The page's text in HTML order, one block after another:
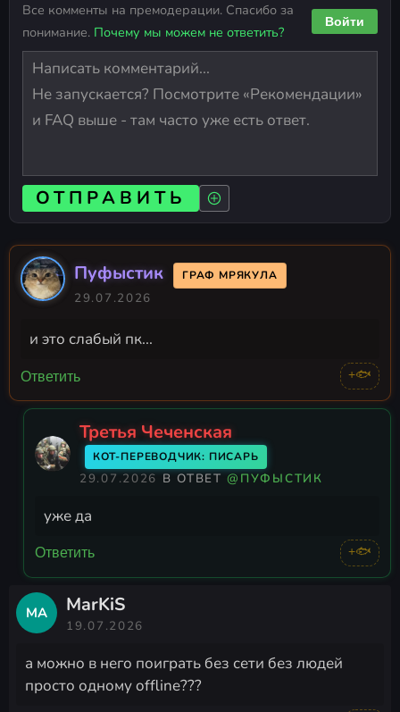
Все комменты на премодерации. Спасибо за
понимание. Почему мы можем не ответить?
Войти
ОТПРАВИТЬ
Пуфыстик ГРАФ МРЯКУЛА
29.07.2026
и это слабый пк...
Ответить +🐟
Третья Чеченская
КОТ-ПЕРЕВОДЧИК: ПИСАРЬ
29.07.2026 В ОТВЕТ@ПУФЫСТИК
уже да
Ответить +🐟
MA MarKiS
19.07.2026
а можно в него поиграть без сети без людей
просто одному offline???